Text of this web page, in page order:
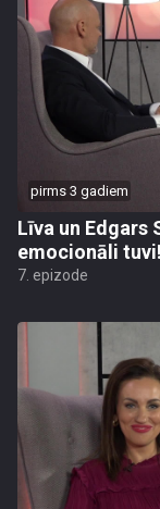
pirms 3 gadiem
Līva un Edgars
emocionāli
7. epizode